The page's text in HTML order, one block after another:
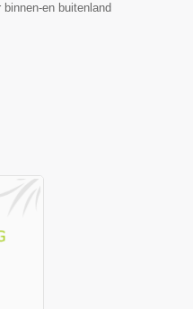
en buitenland